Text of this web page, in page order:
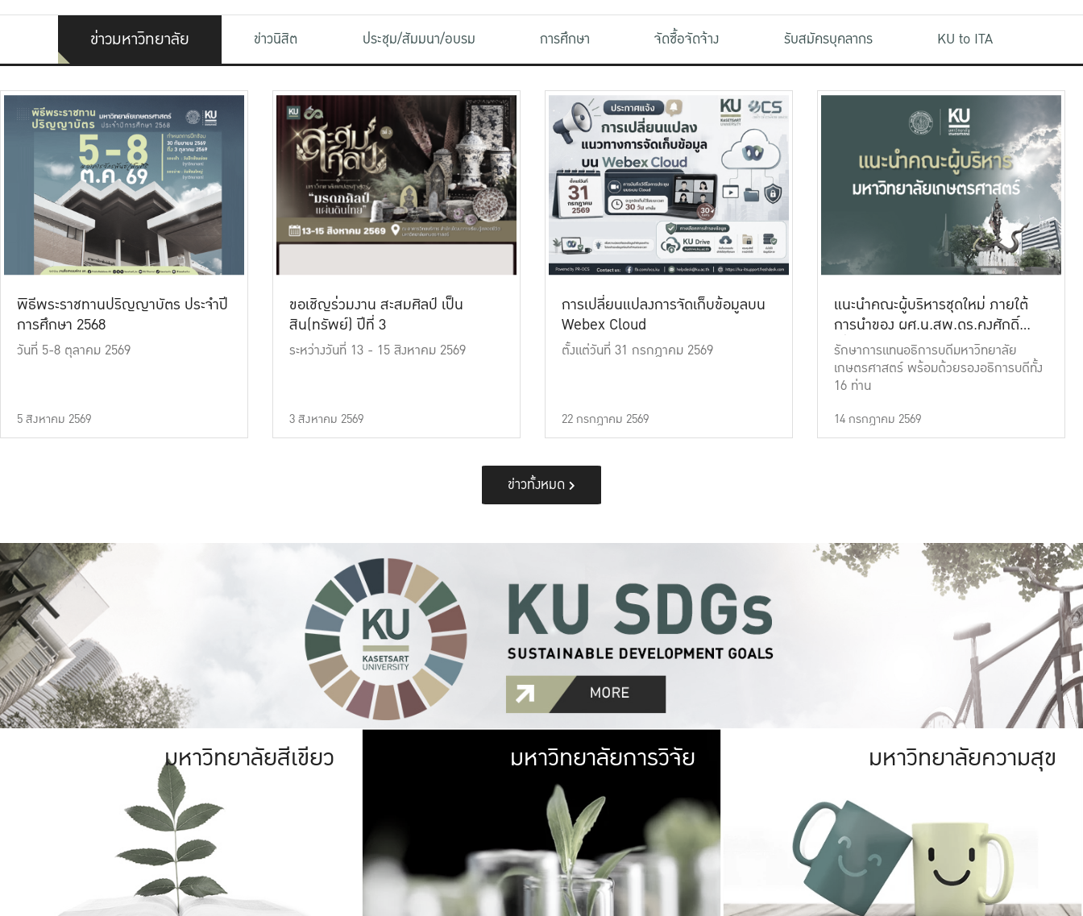
ข่าวมหาวิทยาลัย ข่าวนิสิต ประชุม/สัมมนา/อบรม การศึกษา จัดซื้อจัดจ้าง รับสมัครบุคลากร KU to ITA
พิธีพระราชทานปริญญาบัตร ประจำปี
การศึกษา 2568
วันที่ 5-8 ตุลาคม 2569
5 สิงหาคม 2569
ขอเชิญร่วมงาน สะสมศิลป์ เป็น
สิน(ทรัพย์) ปีที่ 3
ระหว่างวันที่ 13 - 15 สิงหาคม 2569
3 สิงหาคม 2569
การเปลี่ยนแปลงการจัดเก็บข้อมูลบน
Webex Cloud
ตั้งแต่วันที่ 31 กรกฎาคม 2569
22 กรกฎาคม 2569
แนะนำคณะผู้บริหารชุดใหม่ ภายใต้
การนำของ ผศ.น.สพ.ดร.คงศักดิ์
เที่ยงธรรม
รักษาการแทนอธิการบดีมหาวิทยาลัย
เกษตรศาสตร์ พร้อมด้วยรองอธิการบดีทั้ง
16 ท่าน
14 กรกฎาคม 2569
ข่าวทั้งหมด
มหาวิทยาลัยสีเขียว มหาวิทยาลัย
เกษตรศาสตร์ มีพื้นที่เขียวสดใส หนาแน่น
เป็นป่าในเมือง (URBAN FOREST)
เกษตรในเมือง (URBAN AGRICULTURE)
ที่นับรวมกันได้ประมาณ 1,400 ไร่
มหาวิทยาลัยการวิจัย มหาวิทยาลัย
ให้กับประชาชน
มหาวิทยาลัยความสุข